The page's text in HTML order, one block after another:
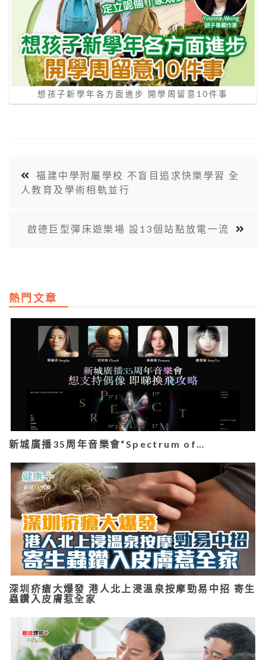
想孩子新學年各方面進步 開學周留意10件事
福建中學附屬學校 不盲目追求快樂學習 全
人教育及學術相軌並行
啟德巨型彈床遊樂場 設13個站點放電一流
熱門文章
新城廣播35周年音樂會“Spectrum of…
深圳疥瘡大爆發 港人北上浸溫泉按摩勁易中招 寄生
蟲鑽入皮膚惹全家